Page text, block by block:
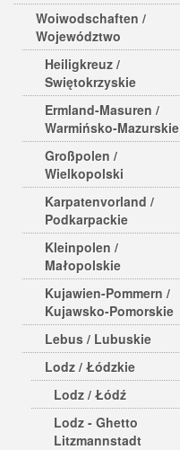
Woiwodschaften /
Województwo
Heiligkreuz /
Swiętokrzyskie
Ermland-Masuren /
Warmińsko-Mazurskie
Großpolen /
Wielkopolski
Karpatenvorland /
Podkarpackie
Kleinpolen /
Małopolskie
Kujawien-Pommern /
Kujawsko-Pomorskie
Lebus / Lubuskie
Lodz / Łódzkie
Lodz / Łódź
Lodz - Ghetto
Litzmannstadt